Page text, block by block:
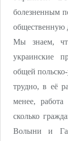
болезненным
общественную
Мы знаем,
украинские
общей
трудно, в её
менее,
сколько
Волыни и